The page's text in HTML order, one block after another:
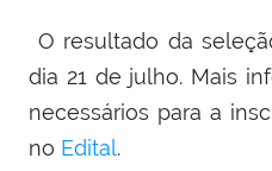
O resultado da
dia 21 de julho. Mais
necessários para a
no Edital.